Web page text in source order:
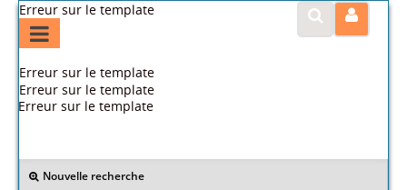
Erreur sur le template
Erreur sur le template
Erreur sur le template
Erreur sur le template
Nouvelle recherche